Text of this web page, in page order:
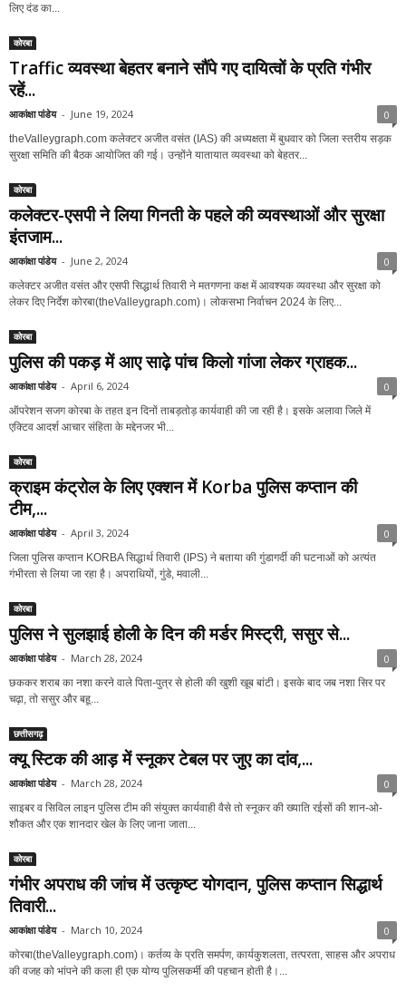
लिए दंड का...
कोरबा
Traffic व्यवस्था बेहतर बनाने सौंपे गए दायित्वों के प्रति गंभीर
रहें...
आकांक्षा पांडेय - June 19, 2024 0
theValleygraph.com कलेक्टर अजीत वसंत (IAS) की अध्यक्षता में बुधवार को जिला स्तरीय सड़क
सुरक्षा समिति की बैठक आयोजित की गई। उन्होंने यातायात व्यवस्था को बेहतर...
कोरबा
कलेक्टर-एसपी ने लिया गिनती के पहले की व्यवस्थाओं और सुरक्षा
इंतजाम...
आकांक्षा पांडेय - June 2, 2024 0
कलेक्टर अजीत वसंत और एसपी सिद्धार्थ तिवारी ने मतगणना कक्ष में आवश्यक व्यवस्था और सुरक्षा को
लेकर दिए निर्देश कोरबा(theValleygraph.com)। लोकसभा निर्वाचन 2024 के लिए...
कोरबा
पुलिस की पकड़ में आए साढ़े पांच किलो गांजा लेकर ग्राहक...
आकांक्षा पांडेय - April 6, 2024 0
ऑपरेशन सजग कोरबा के तहत इन दिनों ताबड़तोड़ कार्यवाही की जा रही है। इसके अलावा जिले में
एक्टिव आदर्श आचार संहिता के मद्देनजर भी...
कोरबा
क्राइम कंट्रोल के लिए एक्शन में Korba पुलिस कप्तान की
टीम,...
आकांक्षा पांडेय - April 3, 2024 0
जिला पुलिस कप्तान KORBA सिद्धार्थ तिवारी (IPS) ने बताया की गुंडागर्दी की घटनाओं को अत्यंत
गंभीरता से लिया जा रहा है। अपराधियों, गुंडे, मवाली...
कोरबा
पुलिस ने सुलझाई होली के दिन की मर्डर मिस्ट्री, ससुर से...
आकांक्षा पांडेय - March 28, 2024 0
छककर शराब का नशा करने वाले पिता-पुत्र से होली की खुशी खूब बांटी। इसके बाद जब नशा सिर पर
चढ़ा, तो ससुर और बहू...
छत्तीसगढ़
क्यू स्टिक की आड़ में स्नूकर टेबल पर जुए का दांव,...
आकांक्षा पांडेय - March 28, 2024 0
साइबर व सिविल लाइन पुलिस टीम की संयुक्त कार्यवाही वैसे तो स्नूकर की ख्याति रईसों की शान-ओ-
शौकत और एक शानदार खेल के लिए जाना जाता...
कोरबा
गंभीर अपराध की जांच में उत्कृष्ट योगदान, पुलिस कप्तान सिद्धार्थ
तिवारी...
आकांक्षा पांडेय - March 10, 2024 0
कोरबा(theValleygraph.com)। कर्तव्य के प्रति समर्पण, कार्यकुशलता, तत्परता, साहस और अपराध
की वजह को भांपने की कला ही एक योग्य पुलिसकर्मी की पहचान होती है।...